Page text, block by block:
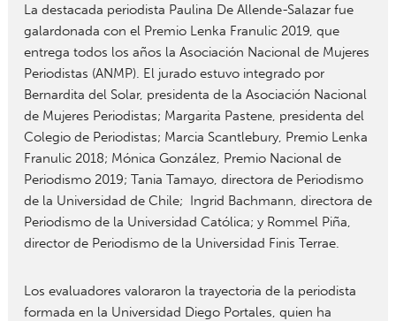
La destacada periodista Paulina De Allende-Salazar fue
galardonada con el Premio Lenka Franulic 2019, que
entrega todos los años la Asociación Nacional de Mujeres
Periodistas (ANMP). El jurado estuvo integrado por
Bernardita del Solar, presidenta de la Asociación Nacional
de Mujeres Periodistas; Margarita Pastene, presidenta del
Colegio de Periodistas; Marcia Scantlebury, Premio Lenka
Franulic 2018; Mónica González, Premio Nacional de
Periodismo 2019; Tania Tamayo, directora de Periodismo
de la Universidad de Chile; Ingrid Bachmann, directora de
Periodismo de la Universidad Católica; y Rommel Piña,
director de Periodismo de la Universidad Finis Terrae.
Los evaluadores valoraron la trayectoria de la periodista
formada en la Universidad Diego Portales, quien ha